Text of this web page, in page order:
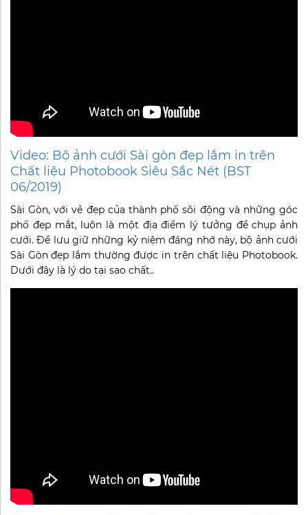
Video: Bộ ảnh cưới Sài gòn đẹp lắm in trên
Chất liệu Photobook Siêu Sắc Nét (BST
06/2019)
Sài Gòn, với vẻ đẹp của thành phố sôi động và những góc
phố đẹp mắt, luôn là một địa điểm lý tưởng để chụp ảnh
cưới. Để lưu giữ những kỷ niệm đáng nhớ này, bộ ảnh cưới
Sài Gòn đẹp lắm thường được in trên chất liệu Photobook.
Dưới đây là lý do tại sao chất..